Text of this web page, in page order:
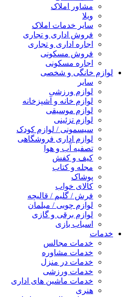
مشاور املاک
ویلا
سایر خدمات املاک
فروش اداری و تجاری
اجاره اداری و تجاری
فروش مسکونی
اجاره مسکونی
لوازم خانگی و شخصی
سایر
لوازم ورزشی
لوازم خانه و آشپزخانه
لوازم موسیقی
لوازم تزئینی
سیسمونی / لوازم کودک
لوازم اداری فروشگاهی
تصفیه آب و هوا
کیف و کفش
مجله و کتاب
پوشاک
کالای خواب
فرش / گلیم / قالیچه
لوازم چوبی / مبلمان
لوازم برقی و گازی
اسباب بازی
خدمات
خدمات مجالس
خدمات مشاوره
خدمات در منزل
خدمات ورزشی
خدمات ماشین های اداری
هنری